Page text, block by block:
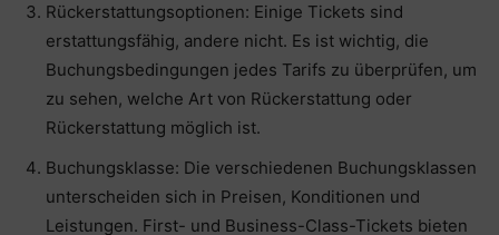
Rückerstattungsoptionen: Einige Tickets sind
erstattungsfähig, andere nicht. Es ist wichtig, die
Buchungsbedingungen jedes Tarifs zu überprüfen, um
zu sehen, welche Art von Rückerstattung oder
Rückerstattung möglich ist.
Buchungsklasse: Die verschiedenen Buchungsklassen
unterscheiden sich in Preisen, Konditionen und
Leistungen. First- und Business-Class-Tickets bieten